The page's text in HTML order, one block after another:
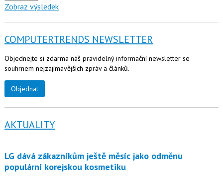
Zobraz výsledek
COMPUTERTRENDS NEWSLETTER
Objednejte si zdarma náš pravidelný informační newsletter se
souhrnem nejzajímavějších zpráv a článků.
Objednat
AKTUALITY
LG dává zákazníkům ještě měsíc jako odměnu
populární korejskou kosmetiku